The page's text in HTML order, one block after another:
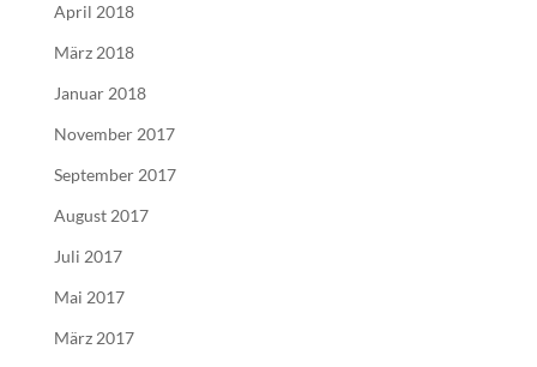
April 2018
März 2018
Januar 2018
November 2017
September 2017
August 2017
Juli 2017
Mai 2017
März 2017